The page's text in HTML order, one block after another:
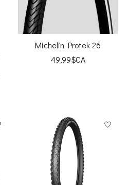
Michelin Protek 26
49,99$CA